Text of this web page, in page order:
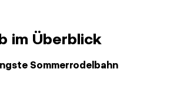
im Überblick
Sommerrodelbahn